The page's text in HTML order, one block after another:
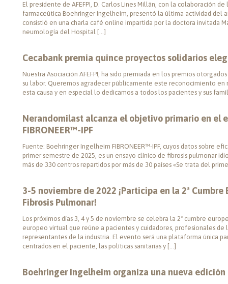
El presidente de AFEFPI, D. Carlos Lines Millán, con la colaboración
farmaceútica Boehringer Ingelheim, presentó la última actividad del
consistió en una charla café online impartida por la doctora invitada
neumología del Hospital […]
Cecabank premia quince proyectos solidarios
Nuestra Asociación AFEFPI, ha sido premiada en los premios
su labor. Queremos agradecer públicamente este reconocimiento
esta causa y en especial lo dedicamos a todos los pacientes y sus
Nerandomilast alcanza el objetivo primario en el
FIBRONEER™-IPF
Fuente: Boehringer Ingelheim FIBRONEER™-IPF, cuyos datos sobre
primer semestre de 2025, es un ensayo clínico de fibrosis pulmonar
más de 330 centros repartidos por más de 30 países «Se trata del
3-5 noviembre de 2022 ¡Participa en la 2ª
Fibrosis Pulmonar!
Los próximos días 3, 4 y 5 de noviembre se celebra la 2ª cumbre
europeo virtual que reúne a pacientes y cuidadores, profesionales de
representantes de la industria. El evento será una plataforma única
centrados en el paciente, las políticas sanitarias y […]
Boehringer Ingelheim organiza una nueva edición